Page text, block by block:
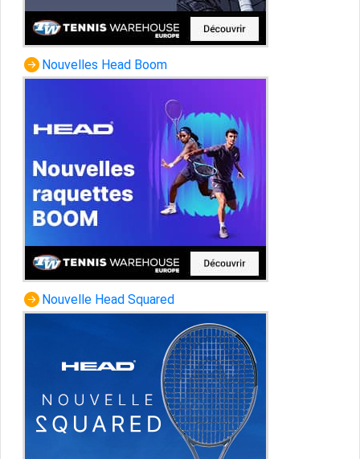
Nouvelles Head Boom
Nouvelle Head Squared